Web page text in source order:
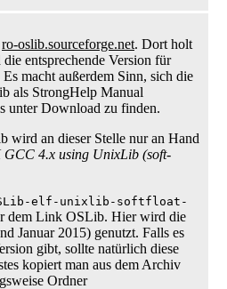
ro-oslib.sourceforge.net. Dort holt
entsprechende Version für
macht außerdem Sinn, sich die
als StrongHelp Manual
unter Download zu finden.
wird an dieser Stelle nur an Hand
GCC 4.x using UnixLib (soft-
elf-unixlib-softfloat-
dem Link OSLib. Hier wird die
Januar 2015) genutzt. Falls es
gibt, sollte natürlich diese
kopiert man aus dem Archiv
Ordner